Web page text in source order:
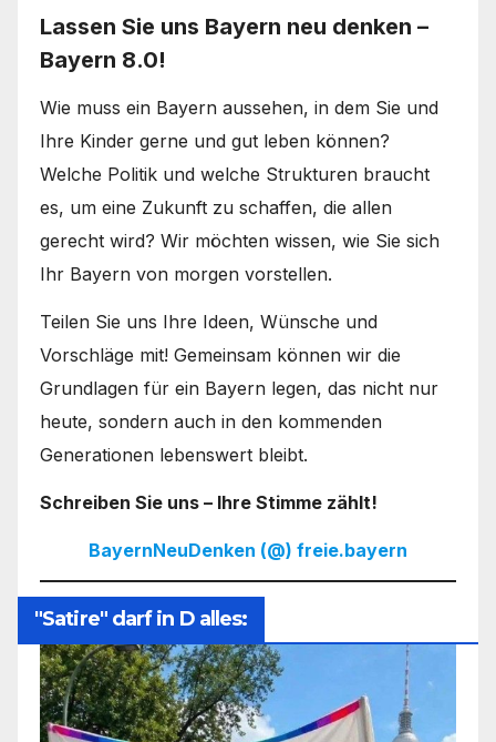
Lassen Sie uns Bayern neu denken –
Bayern 8.0!
Wie muss ein Bayern aussehen, in dem Sie und
Ihre Kinder gerne und gut leben können?
Welche Politik und welche Strukturen braucht
es, um eine Zukunft zu schaffen, die allen
gerecht wird? Wir möchten wissen, wie Sie sich
Ihr Bayern von morgen vorstellen.
Teilen Sie uns Ihre Ideen, Wünsche und
Vorschläge mit! Gemeinsam können wir die
Grundlagen für ein Bayern legen, das nicht nur
heute, sondern auch in den kommenden
Generationen lebenswert bleibt.
Schreiben Sie uns – Ihre Stimme zählt!
BayernNeuDenken (@) freie.bayern
"Satire" darf in D alles: